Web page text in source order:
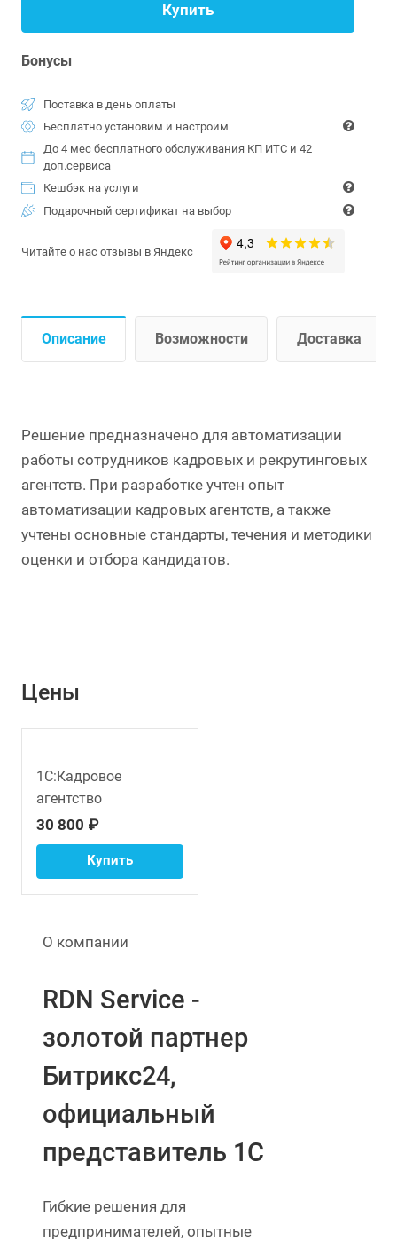
Купить
Бонусы
Поставка в день оплаты
Бесплатно установим и настроим
До 4 мес бесплатного обслуживания КП ИТС и 42
доп.сервиса
Кешбэк на услуги
Подарочный сертификат на выбор
Читайте о нас отзывы в Яндекс
Описание Возможности Доставка
Решение предназначено для автоматизации
работы сотрудников кадровых и рекрутинговых
агентств. При разработке учтен опыт
автоматизации кадровых агентств, а также
учтены основные стандарты, течения и методики
оценки и отбора кандидатов.
Цены
1С:Кадровое
агентство
30 800 ₽
Купить
О компании
RDN Service -
золотой партнер
Битрикс24,
официальный
представитель 1С
Гибкие решения для
предпринимателей, опытные